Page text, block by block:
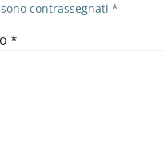
contrassegnati *
*